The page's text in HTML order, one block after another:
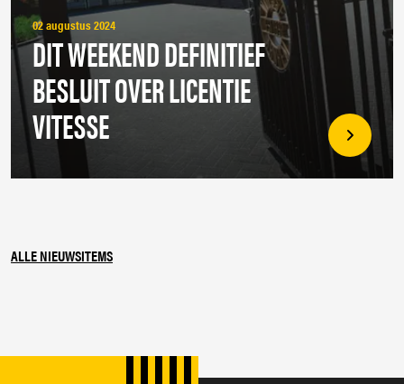
02 augustus 2024
DIT WEEKEND DEFINITIEF
BESLUIT OVER LICENTIE
VITESSE
ALLE NIEUWSITEMS